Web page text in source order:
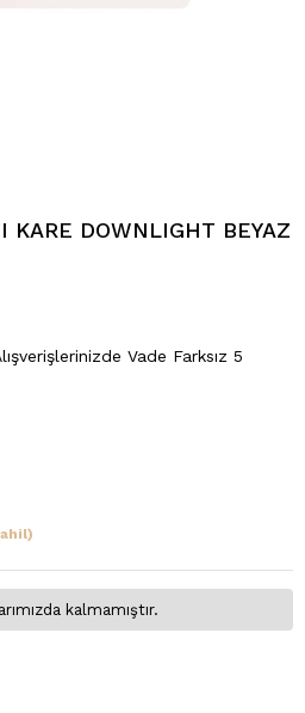
KARE DOWNLIGHT BEYAZ
Vade Farksız 5
kalmamıştır.